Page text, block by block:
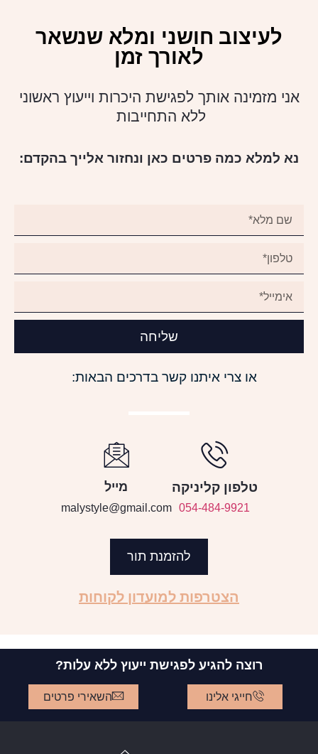
לעיצוב חושני ומלא שנשאר
לאורך זמן
אני מזמינה אותך לפגישת היכרות וייעוץ ראשוני
ללא התחייבות
נא למלא כמה פרטים כאן ונחזור אלייך בהקדם:
שליחה
או צרי איתנו קשר בדרכים הבאות:
טלפון קליניקה
054-484-9921
מייל
malystyle@gmail.com
להזמנת תור
הצטרפות למועדון לקוחות
רוצה להגיע לפגישת ייעוץ ללא עלות?
חייגי אלינו השאירי פרטים